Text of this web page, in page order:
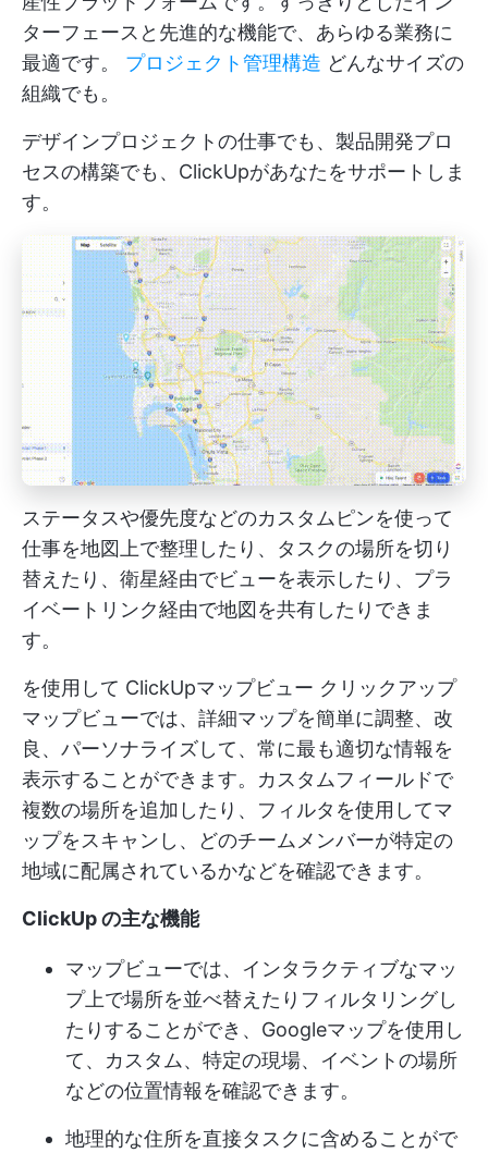
ターフェースと先進的な機能で、あらゆる業務に
最適です。 プロジェクト管理構造 どんなサイズの
組織でも。
デザインプロジェクトの仕事でも、製品開発プロ
セスの構築でも、ClickUpがあなたをサポートしま
す。
ステータスや優先度などのカスタムピンを使って
仕事を地図上で整理したり、タスクの場所を切り
替えたり、衛星経由でビューを表示したり、プラ
イベートリンク経由で地図を共有したりできま
す。
を使用して ClickUpマップビュー クリックアップ
マップビューでは、詳細マップを簡単に調整、改
良、パーソナライズして、常に最も適切な情報を
表示することができます。カスタムフィールドで
複数の場所を追加したり、フィルタを使用してマ
ップをスキャンし、どのチームメンバーが特定の
地域に配属されているかなどを確認できます。
ClickUp の主な機能
マップビューでは、インタラクティブなマッ
プ上で場所を並べ替えたりフィルタリングし
たりすることができ、Googleマップを使用し
て、カスタム、特定の現場、イベントの場所
などの位置情報を確認できます。
地理的な住所を直接タスクに含めることがで